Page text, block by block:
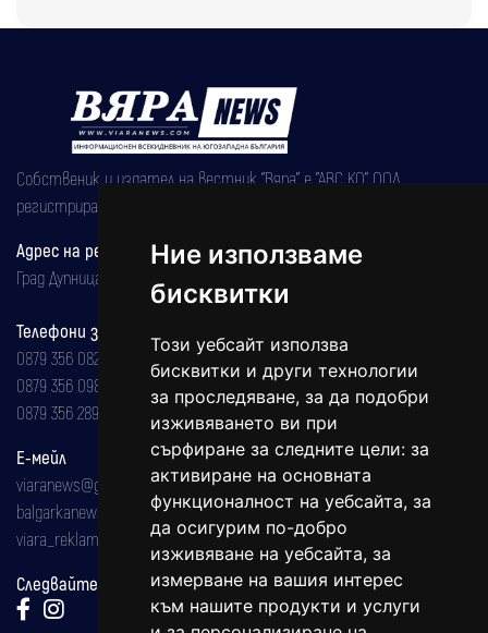
Ние използваме
бисквитки
Този уебсайт използва
бисквитки и други технологии
за проследяване, за да подобри
изживяването ви при
сърфиране за следните цели: за
активиране на основната
функционалност на уебсайта, за
да осигурим по-добро
изживяване на уебсайта, за
измерване на вашия интерес
към нашите продукти и услуги
Собственик и издател на вестник "Вяра" е "АВС КО" ООД,
регистрирана на 08.05.2002 година.
Адрес на редакцията
Град Дупница, ул.''Христо Ботев" 43
Телефони за реклама и абонаменти
0879 356 082
0879 356 098
0879 356 289
Е-мейл
viaranews@gmail.com
balgarkanews@gmail.com
viara_reklama@mail.bg
Следвайте ни: